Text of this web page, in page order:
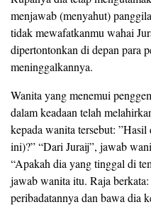
menjawab (menyahut)
tidak mewafatkanmu wahai
dipertontonkan di depan para
meninggalkannya.
Wanita yang menemui
dalam keadaan telah
kepada wanita tersebut:
ini)?” “Dari Juraij”, jawab
“Apakah dia yang tinggal di
jawab wanita itu. Raja
peribadatannya dan bawa dia